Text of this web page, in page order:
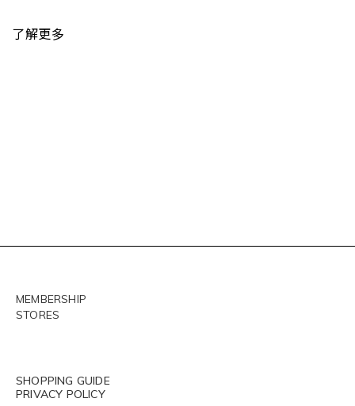
了解更多
MEMBERSHIP
STORES
SHOPPING GUIDE
PRIVACY POLICY